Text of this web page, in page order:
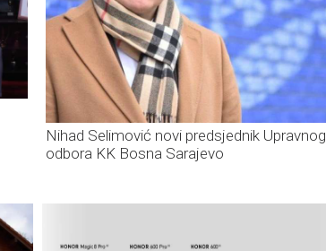
Nihad Selimović novi predsjednik Upravnog
odbora KK Bosna Sarajevo